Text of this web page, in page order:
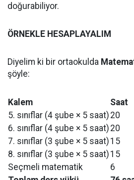
doğurabiliyor.
ÖRNEKLE HESAPLAYALIM
Diyelim ki bir ortaokulda
şöyle:
Kalem
Saat
5. sınıflar (4 şube × 5 saat) 20
6. sınıflar (4 şube × 5 saat) 20
7. sınıflar (3 şube × 5 saat) 15
8. sınıflar (3 şube × 5 saat) 15
Seçmeli matematik
6